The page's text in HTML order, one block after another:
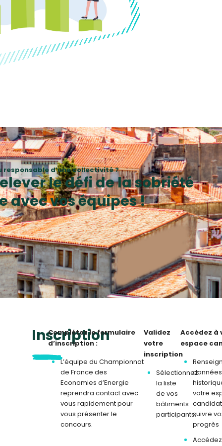
responsable d’une collectivité ?
le défi de la sobriété
avec vos équipes !
Inscription
Complétez le formulaire
d’inscription :
L’équipe du Championnat
de France des
Economies d’Energie
reprendra contact avec
vous rapidement pour
vous présenter le
concours.
Validez
votre
inscription
Sélectionnez
la liste
de vos
bâtiments
participants.
Accédez à
espace
données
votre
suivre
progrès